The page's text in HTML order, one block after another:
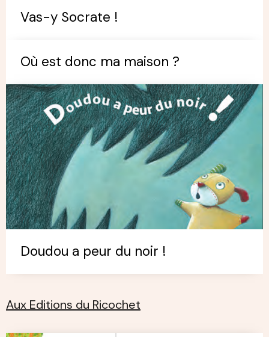
Vas-y Socrate !
Où est donc ma maison ?
Doudou a peur du noir !
Aux Editions du Ricochet